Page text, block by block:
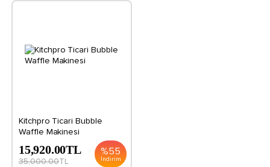
Kitchpro Ticari Bubble
Waffle Makinesi
%55
İndirim
15,920.00TL
35,000.00TL